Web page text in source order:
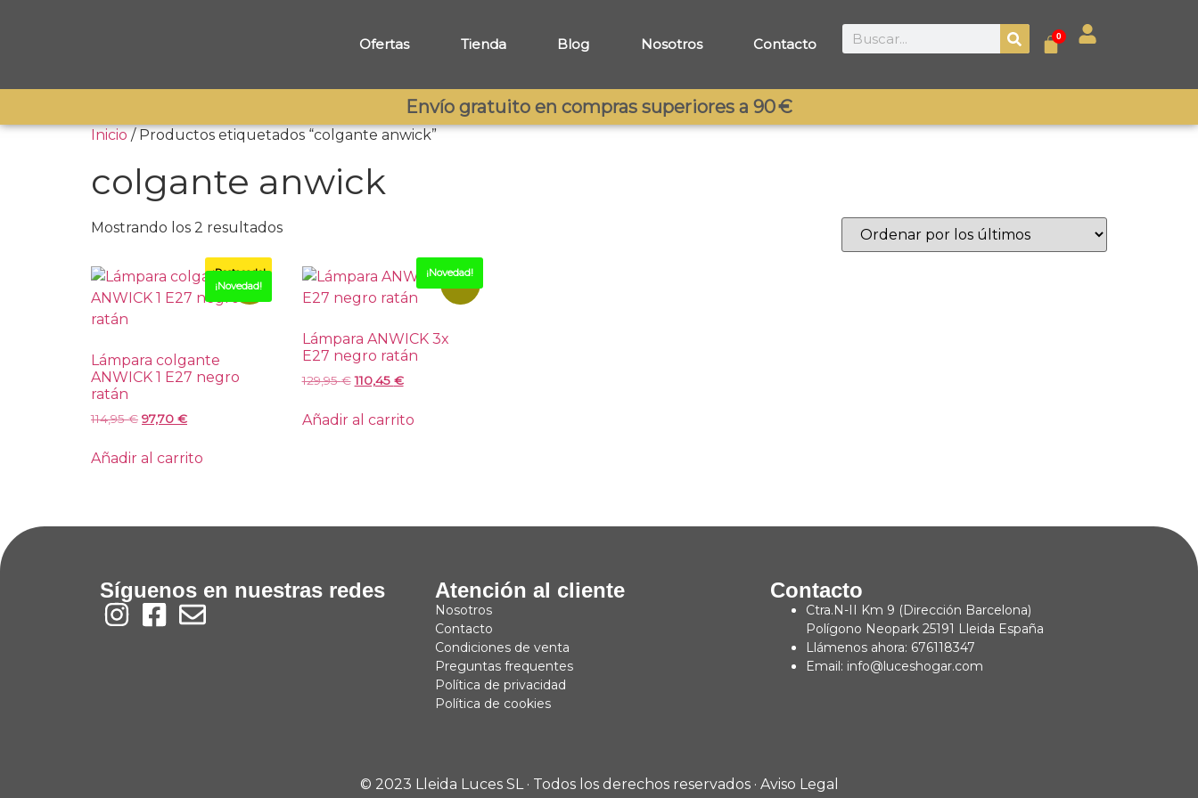
Ofertas Tienda Blog Nosotros Contacto 0
Envío gratuito en compras superiores a 90 €
Inicio/ Productos etiquetados “colgante anwick”
colgante anwick
Mostrando los 2 resultados
-15%
¡Destacado!
¡Novedad!
Lámpara colgante
ANWICK 1 E27 negro
ratán
114,95€ 97,70 €
Añadir al carrito
¡Novedad!
Lámpara ANWICK 3x
E27 negro ratán
129,95€ 110,45 €
Añadir al carrito
Síguenos en nuestras redes Atención al cliente
Nosotros
Contacto
Condiciones de venta
Preguntas frequentes
Política de privacidad
Política de cookies
Contacto
Ctra.N-II Km 9 (Dirección Barcelona)
Polígono Neopark 25191 Lleida España
Llámenos ahora: 676118347
Email: info@luceshogar.com
© 2023 Lleida Luces SL · Todos los derechos reservados · Aviso Legal